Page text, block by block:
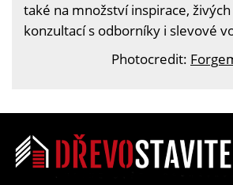
také na množství inspirace,
konzultací s odborníky i slevové
Photocredit: